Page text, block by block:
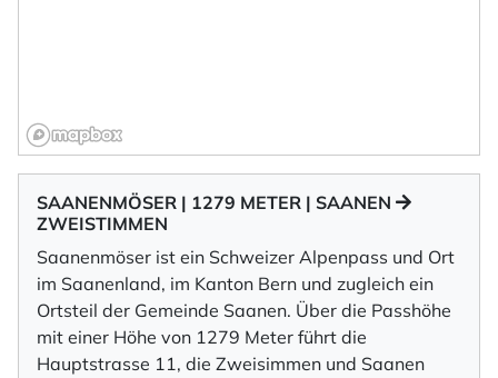
SAANENMÖSER | 1279 METER | SAANEN
ZWEISTIMMEN
Saanenmöser ist ein Schweizer Alpenpass und Ort
im Saanenland, im Kanton Bern und zugleich ein
Ortsteil der Gemeinde Saanen. Über die Passhöhe
mit einer Höhe von 1279 Meter führt die
Hauptstrasse 11, die Zweisimmen und Saanen